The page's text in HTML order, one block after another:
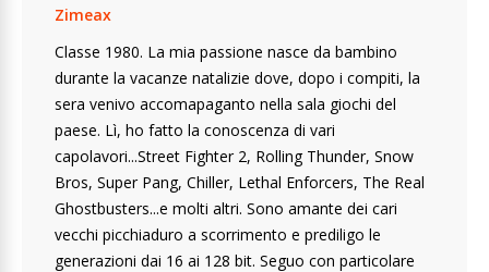
Zimeax
Classe 1980. La mia passione nasce da bambino
durante la vacanze natalizie dove, dopo i compiti, la
sera venivo accomapaganto nella sala giochi del
paese. Lì, ho fatto la conoscenza di vari
capolavori...Street Fighter 2, Rolling Thunder, Snow
Bros, Super Pang, Chiller, Lethal Enforcers, The Real
Ghostbusters...e molti altri. Sono amante dei cari
vecchi picchiaduro a scorrimento e prediligo le
generazioni dai 16 ai 128 bit. Seguo con particolare